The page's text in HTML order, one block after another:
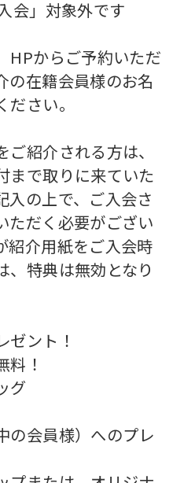
会」対象外です
HPからご予約いただ
の在籍会員様のお名
さい。
紹介される方は、
まで取りに来ていた
入の上で、ご入会さ
ただく必要がござい
紹介用紙をご入会時
、特典は無効となり
ント！
料！
グ
会員様）へのプレ
For
foreigners
Central
Sports
website